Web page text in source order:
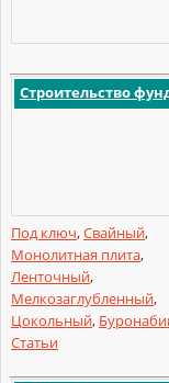
Строительство
Под ключ,Свайный,
Монолитная плита,
Ленточный,
Мелкозаглубленный,
Цокольный,
Статьи